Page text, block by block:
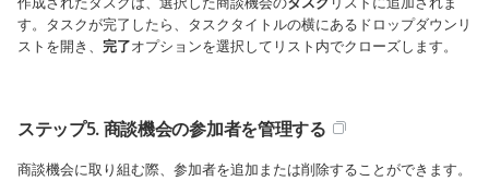
す。タスクが完了したら、タスクタイトルの横にあるドロップダウンリ
ストを開き、 完了オプションを選択してリスト内でクローズします。
ステップ5. 商談機会の参加者を管理する
商談機会に取り組む際、参加者を追加または削除することができます。